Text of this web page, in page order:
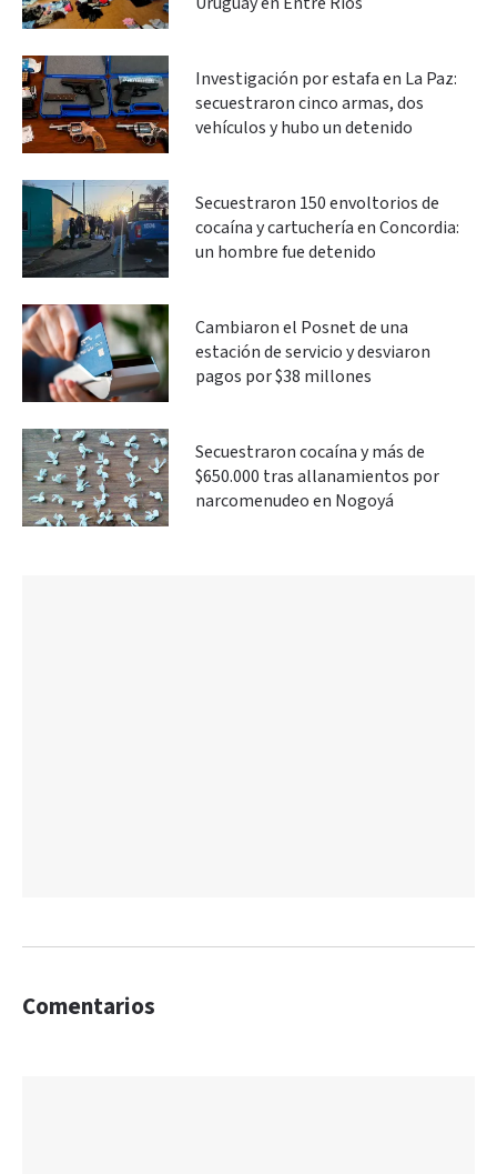
Investigación por estafa en La Paz:
secuestraron cinco armas, dos
vehículos y hubo un detenido
Secuestraron 150 envoltorios de
cocaína y cartuchería en Concordia:
un hombre fue detenido
Cambiaron el Posnet de una
estación de servicio y desviaron
pagos por $38 millones
Secuestraron cocaína y más de
$650.000 tras allanamientos por
narcomenudeo en Nogoyá
Comentarios